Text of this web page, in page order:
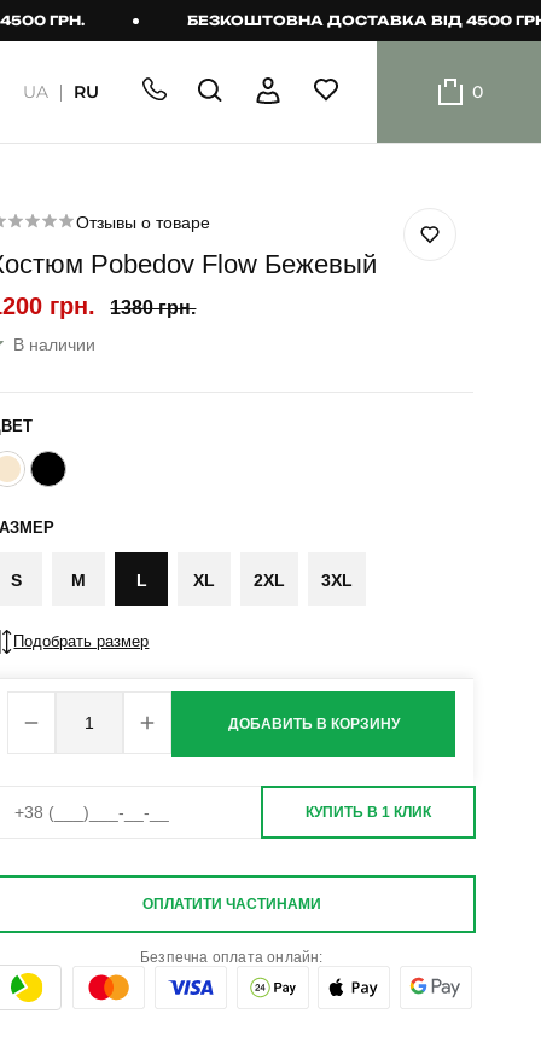
БЕЗКОШТОВНА ДОСТАВКА ВІД 4500 ГРН.
шорти
Шорти
UA RU 0
Отзывы о товаре
Pobedov Flow Бежевый
грн. 1380 грн.
В наличии
S M L XL 2XL 3XL
Подобрать размер
ДОБАВИТЬ В КОРЗИНУ
КУПИТЬ В 1 КЛИК
ОПЛАТИТИ ЧАСТИНАМИ
Безпечна оплата онлайн: